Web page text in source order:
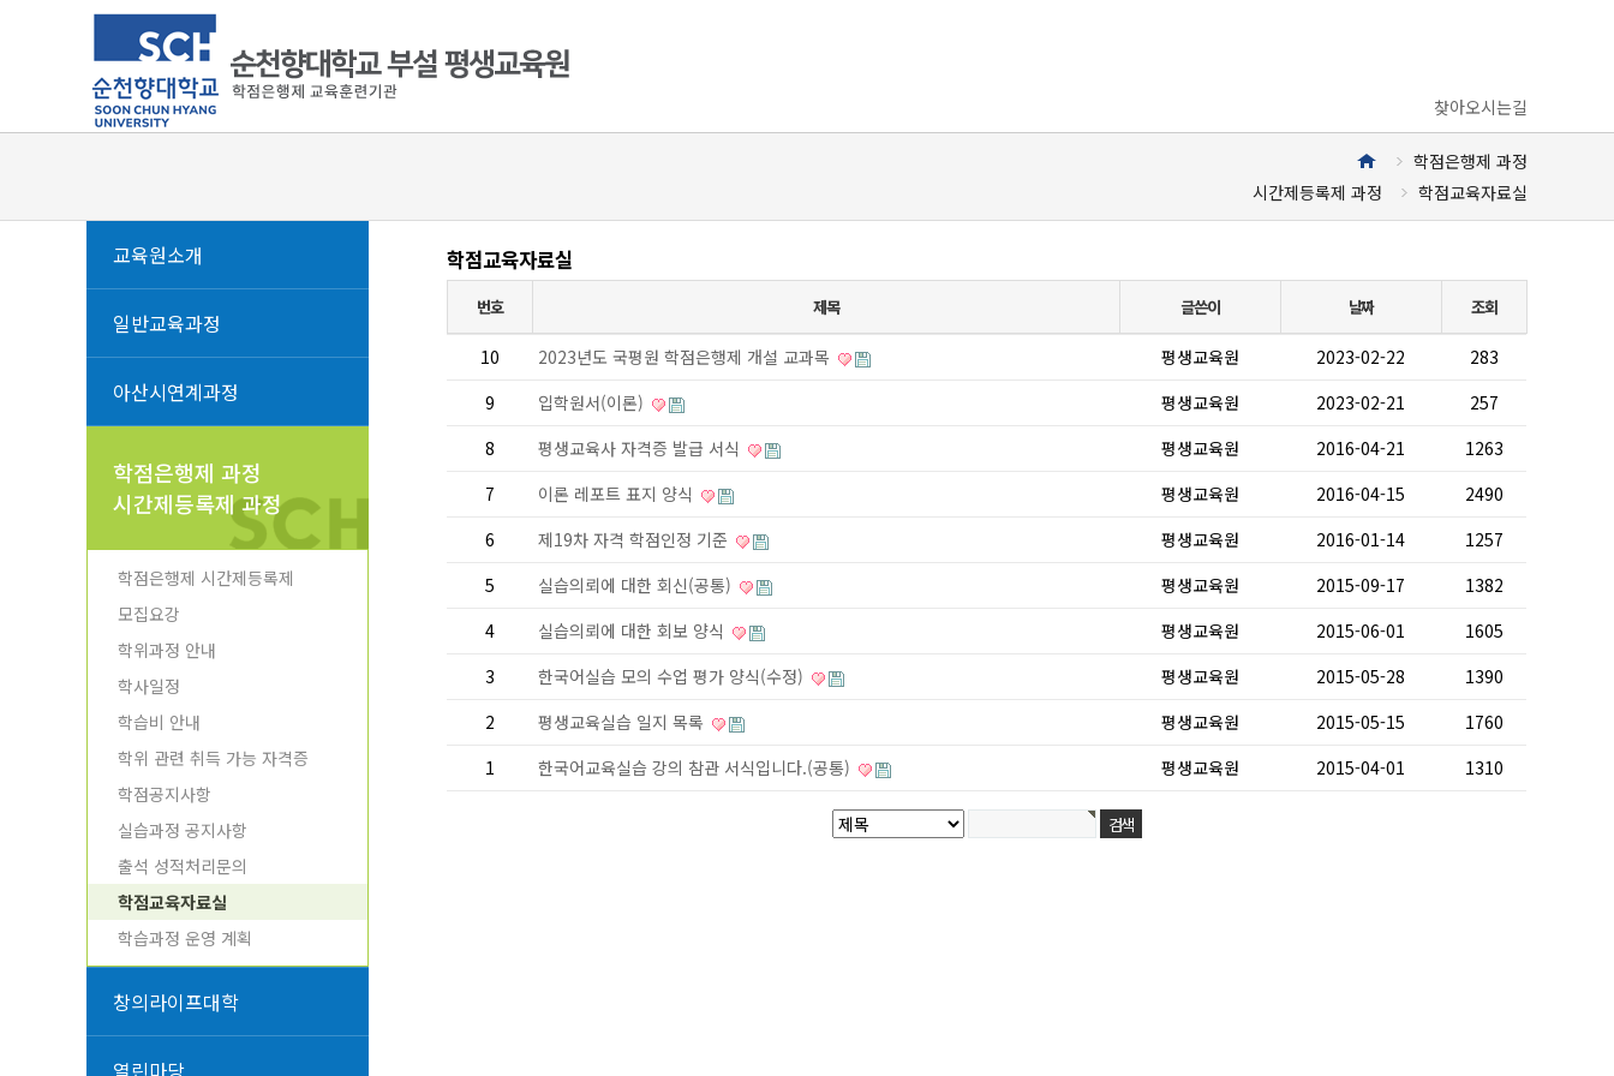
찾아오시는길
학점은행제 과정
시간제등록제 과정
학점교육자료실
교육원소개
일반교육과정
아산시연계과정
학점은행제 과정
시간제등록제 과정
학점은행제 시간제등록제
모집요강
학위과정 안내
학사일정
학습비 안내
학위 관련 취득 가능 자격증
학점공지사항
실습과정 공지사항
출석 성적처리문의
학점교육자료실
학습과정 운영 계획
창의라이프대학
열린마당
학점교육자료실
번호 제목 글쓴이 날짜 조회
10 2023년도 국평원 학점은행제 개설 교과목 평생교육원 2023-02-22
283
9
입학원서(이론) 평생교육원 2023-02-21
257
8
평생교육사 자격증 발급 서식 평생교육원 2016-04-21
1263
7
이론 레포트 표지 양식 평생교육원 2016-04-15
2490
6
제19차 자격 학점인정 기준 평생교육원 2016-01-14
1257
5
실습의뢰에 대한 회신(공통) 평생교육원 2015-09-17
1382
4
실습의뢰에 대한 회보 양식 평생교육원 2015-06-01
1605
3
한국어실습 모의 수업 평가 양식(수정) 평생교육원 2015-05-28
1390
2
평생교육실습 일지 목록 평생교육원 2015-05-15
1760
1
한국어교육실습 강의 참관 서식입니다.(공통) 평생교육원 2015-04-01 1310